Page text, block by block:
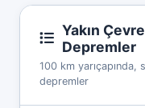
Yakın
Depremler
100 km
depremler